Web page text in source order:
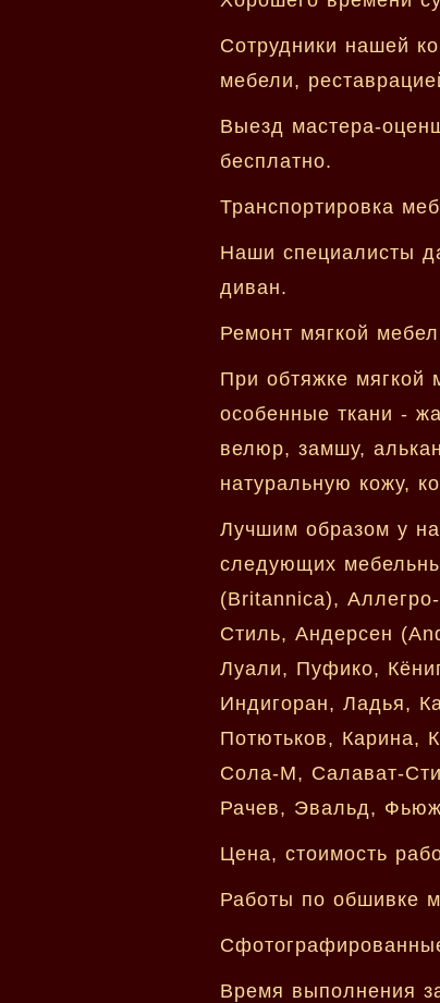
Сотрудники нашей
мебели,
Выезд мастера-
бесплатно.
Транспортировка
Наши специалисты
диван.
Ремонт мягкой
При обтяжке мягкой
особенные ткани -
велюр, замшу,
натуральную кожу,
Лучшим образом у
следующих
(Britannica),
Стиль, Андерсен
Луали, Пуфико,
Индигоран, Ладья,
Потютьков, Карина,
Сола-М, Салават-
Рачев, Эвальд,
Цена, стоимость
Работы по обшивке
Время выполнения